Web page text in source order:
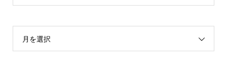
月を選択